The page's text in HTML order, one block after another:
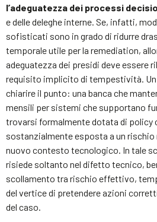
l’adeguatezza dei processi
e delle deleghe interne. Se, infatti,
sofisticati sono in grado di ridurre
temporale utile per la remediation,
adeguatezza dei presidi deve essere
requisito implicito di tempestività.
chiarire il punto: una banca che
mensili per sistemi che supportano
trovarsi formalmente dotata di policy
sostanzialmente esposta a un
nuovo contesto tecnologico. In tale
risiede soltanto nel difetto tecnico,
scollamento tra rischio effettivo,
del vertice di pretendere azioni
del caso.